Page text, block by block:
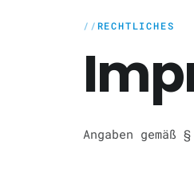
RECHTLICHES
Angaben